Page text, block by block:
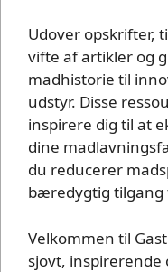
Udover opskrifter,
vifte af artikler og
madhistorie til
udstyr. Disse
inspirere dig til at
dine
du reducerer
bæredygtig tilgang
Velkommen til
sjovt,